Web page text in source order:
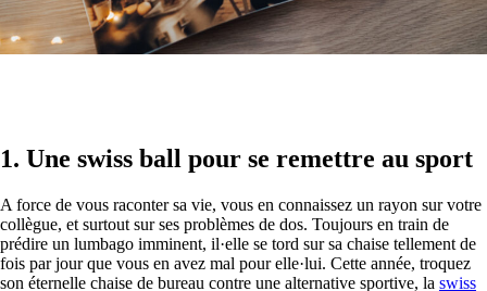
1. Une swiss ball pour se remettre au sport
A force de vous raconter sa vie, vous en connaissez un rayon sur votre
collègue, et surtout sur ses problèmes de dos. Toujours en train de
prédire un lumbago imminent, il·elle se tord sur sa chaise tellement de
fois par jour que vous en avez mal pour elle·lui. Cette année, troquez
son éternelle chaise de bureau contre une alternative sportive, la swiss